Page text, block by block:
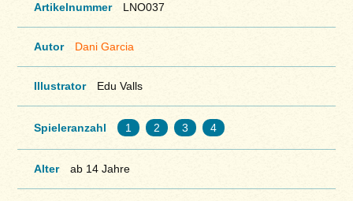
Artikelnummer LNO037
Autor Dani Garcia
Illustrator Edu Valls
Spieleranzahl 1 2 3 4
Alter ab 14 Jahre